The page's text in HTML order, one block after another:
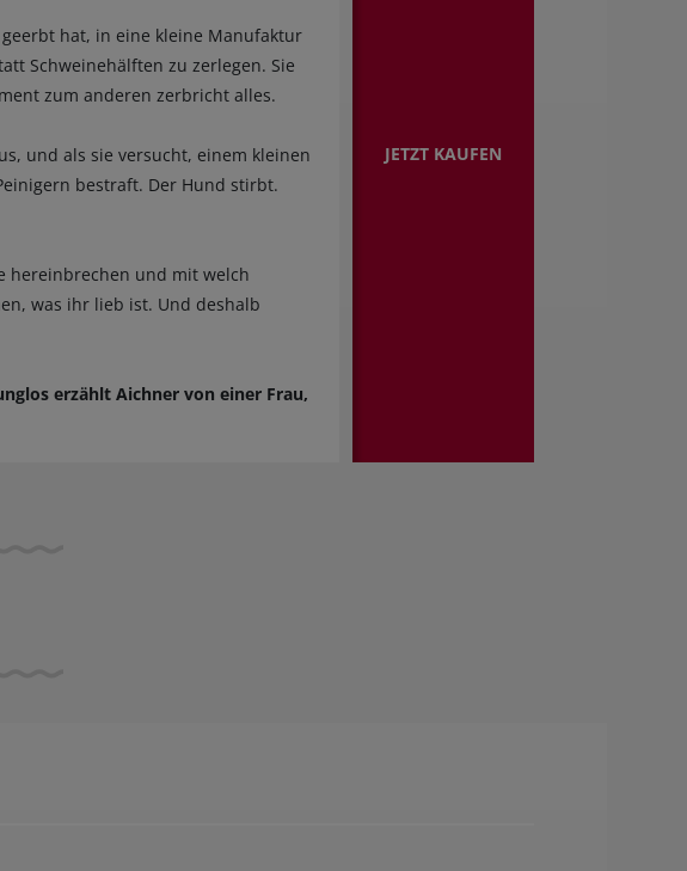
hat, in eine kleine Manufaktur
Schweinehälften zu zerlegen. Sie
zum anderen zerbricht alles.
und als sie versucht, einem kleinen
bestraft. Der Hund stirbt.
hereinbrechen und mit welch
was ihr lieb ist. Und deshalb
erzählt Aichner von einer Frau,
JETZT KAUFEN